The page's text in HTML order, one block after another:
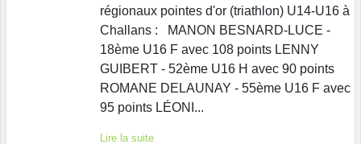
régionaux pointes d'or (triathlon) U14-U16 à
Challans : MANON BESNARD-LUCE -
18ème U16 F avec 108 points LENNY
GUIBERT - 52ème U16 H avec 90 points
ROMANE DELAUNAY - 55ème U16 F avec
95 points LÉONI...
Lire la suite